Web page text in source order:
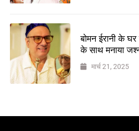
बोमन ईरानी के
के साथ मनाया
मार्च 21, 2025